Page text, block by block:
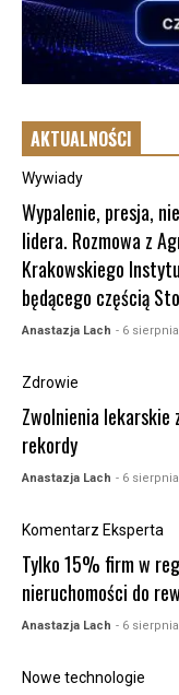
AKTUALNOŚCI
Wywiady
Wypalenie, presja,
lidera. Rozmowa z
Krakowskiego
będącego częścią
Anastazja Lach - 6
Zdrowie
Zwolnienia lekarskie
rekordy
Anastazja Lach - 6
Komentarz Eksperta
Tylko 15% firm w
nieruchomości do
Anastazja Lach - 6
Nowe technologie